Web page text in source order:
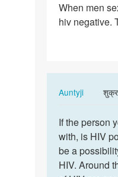
When
men
When men
hiv negative.
AuntyjiIn
to
When
men
sex
If
the
person
you
If the person
with, is HIV
be a
HIV. Around